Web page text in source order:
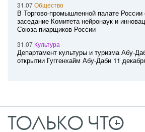
31.07Общество
В Торгово-промышленной палате России
заседание Комитета нейронаук и
Союза пиарщиков России
31.07 Культура
Департамент культуры и туризма Абу-
открытии Гуггенхайм Абу-Даби 11